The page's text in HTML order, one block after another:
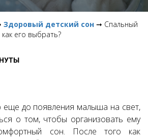
Здоровый детский сон ➞ Спальный
его выбрать?
еще до появления малыша на свет,
о том, чтобы организовать ему
сон. После того как